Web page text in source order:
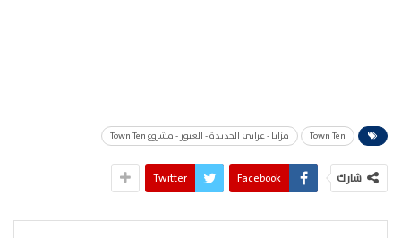
Town Ten مزايا - عرابي الجديدة - العبور - مشروع Town Ten
شارك Facebook
Twitter